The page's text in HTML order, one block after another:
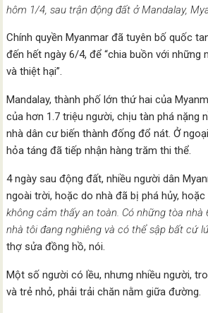
hôm 1/4, sau trận động đất ở Mandalay,
Chính quyền Myanmar đã tuyên bố quốc
đến hết ngày 6/4, để “chia buồn với những
và thiệt hại”.
Mandalay, thành phố lớn thứ hai của
của hơn 1.7 triệu người, chịu tàn phá nặng
nhà dân cư biến thành đống đổ nát. Ở
hỏa táng đã tiếp nhận hàng trăm thi thể.
4 ngày sau động đất, nhiều người dân
ngoài trời, hoặc do nhà đã bị phá hủy,
không cảm thấy an toàn. Có những tòa nhà
nhà tôi đang nghiêng và có thể sập bất cứ
thợ sửa đồng hồ, nói.
Một số người có lều, nhưng nhiều người,
và trẻ nhỏ, phải trải chăn nằm giữa đường.